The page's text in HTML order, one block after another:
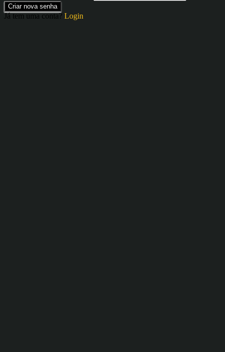
Criar nova senha
Já tem uma conta? Login